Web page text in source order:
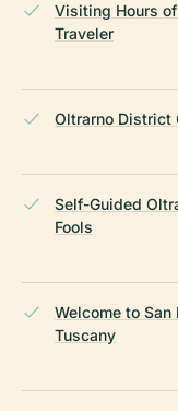
Visiting Hours of
Traveler
Oltrarno District
Self-Guided
Fools
Welcome to
Tuscany